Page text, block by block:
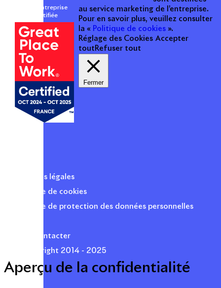
Une entreprise
certifiée
Mentions légales
Politique de cookies
Politique de protection des données personnelles
Nous contacter
© Copyright 2014 - 2025
au service marketing de l’entreprise.
Pour en savoir plus, veuillez consulter
la « Politique de cookies ».
Réglage des Cookies Accepter
tout Refuser tout
Fermer
Aperçu de la confidentialité